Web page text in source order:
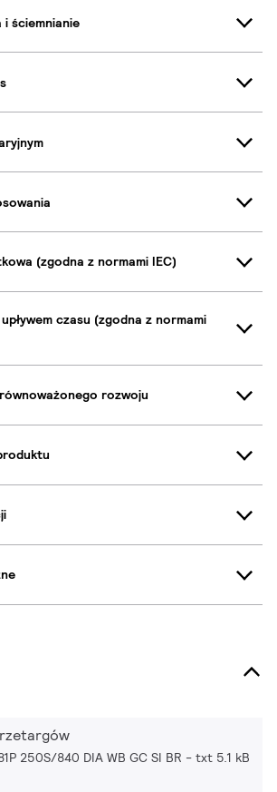
i ściemnianie
(zgodna z normami IEC)
czasu (zgodna z normami
rozwoju
250S/840 DIA WB GC SI BR txt 5.1 kB